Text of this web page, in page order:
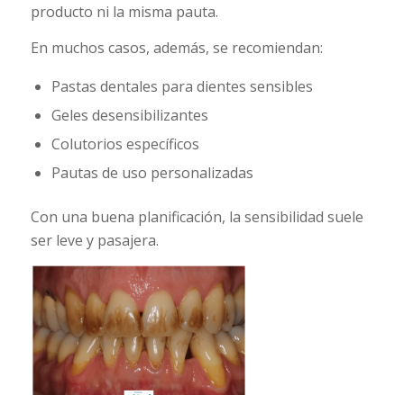
producto ni la misma pauta.
En muchos casos, además, se recomiendan:
Pastas dentales para dientes sensibles
Geles desensibilizantes
Colutorios específicos
Pautas de uso personalizadas
Con una buena planificación, la sensibilidad suele
ser leve y pasajera.